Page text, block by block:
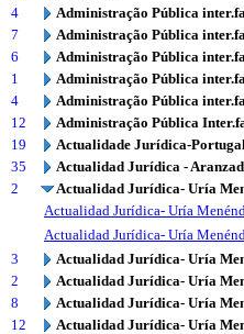
4
Administração Pública
7
Administração Pública
6
Administração Pública
1
Administração Pública
4
Administração Pública
12
Administração Pública
19
Actualidade Jurídica-
35
Actualidad Jurídica -
2
Actualidad Jurídica- Uría
Actualidad Jurídica- Uría
Actualidad Jurídica- Uría
3
Actualidad Jurídica- Uría
2
Actualidad Jurídica- Uría
8
Actualidad Jurídica- Uría
12
Actualidad Jurídica- Uría